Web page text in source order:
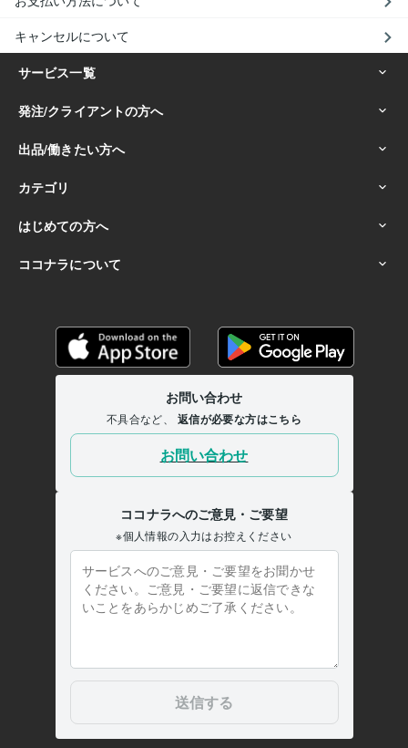
キャンセルについて